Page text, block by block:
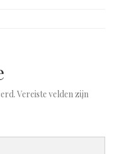
Vereiste velden zijn